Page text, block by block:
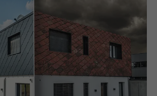
LinkedIn
2 anni
Utilizzato dal servizio di social network
LinkedIn per il tracking dell’utilizzo di
prestazioni di servizio integrate.